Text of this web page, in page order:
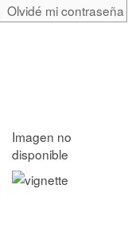
Olvidé mi contraseña